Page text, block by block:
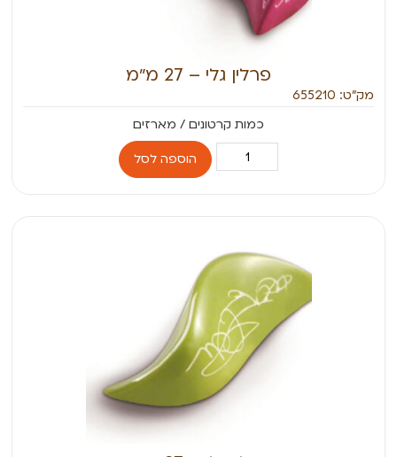
פרלין גלי – 27 מ״מ
מק״ט: 655210
הוספה לסל